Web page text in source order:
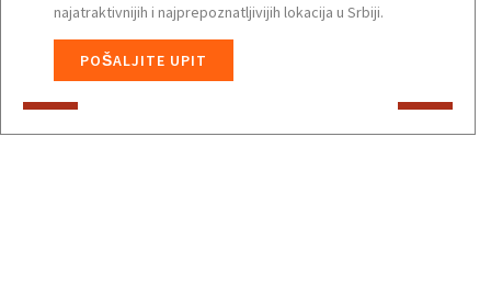
najatraktivnijih i najprepoznatljivijih lokacija u Srbiji.
POŠALJITE UPIT